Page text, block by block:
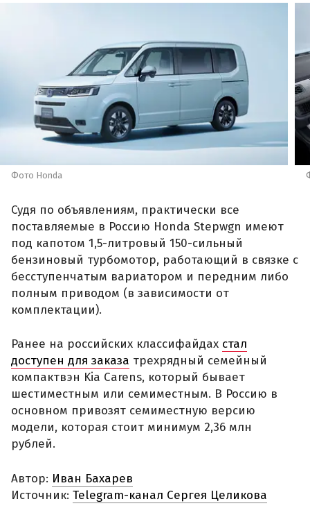
Фото Honda
Судя по объявлениям, практически все
поставляемые в Россию Honda Stepwgn имеют
под капотом 1,5-литровый 150-сильный
бензиновый турбомотор, работающий в связке с
бесступенчатым вариатором и передним либо
полным приводом (в зависимости от
комплектации).
Ранее на российских классифайдах стал
доступен для заказа трехрядный семейный
компактвэн Kia Carens, который бывает
шестиместным или семиместным. В Россию в
основном привозят семиместную версию
модели, которая стоит минимум 2,36 млн
рублей.
Автор: Иван Бахарев
Источник: Telegram-канал Сергея Целикова